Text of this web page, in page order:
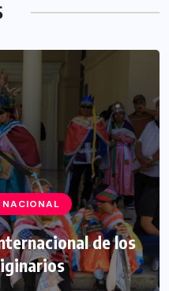
NACIONAL
de los